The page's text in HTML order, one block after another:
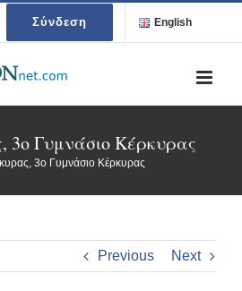
Σύνδεση English
3ο Γυμνάσιο Κέρκυρας
3ο Γυμνάσιο Κέρκυρας
Previous Next